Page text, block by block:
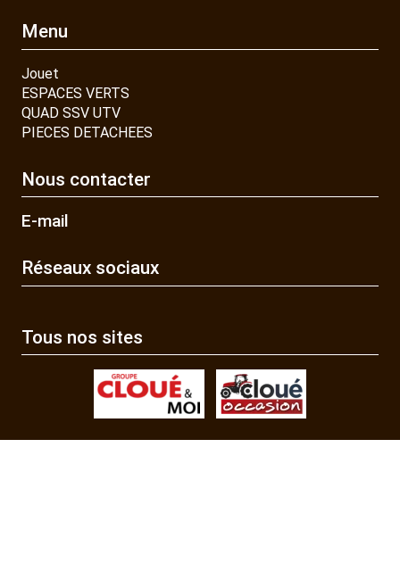
Menu
Jouet
ESPACES VERTS
QUAD SSV UTV
PIECES DETACHEES
Nous contacter
E-mail
Réseaux sociaux
Tous nos sites